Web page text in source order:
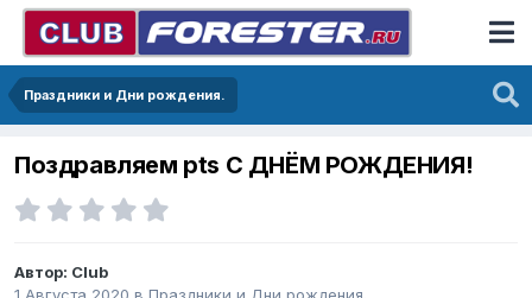
Праздники и Дни рождения.
Поздравляем pts С ДНЁМ РОЖДЕНИЯ!
Автор: Club